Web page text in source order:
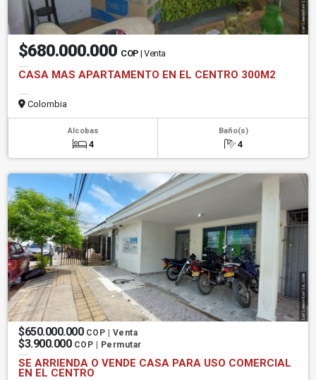
$680.000.000 COP | Venta
CASA MAS APARTAMENTO EN EL CENTRO 300M2
Colombia
Alcobas
4
Baño(s)
4
$650.000.000 COP | Venta
$3.900.000 COP | Permutar
SE ARRIENDA O VENDE CASA PARA USO COMERCIAL
EN EL CENTRO